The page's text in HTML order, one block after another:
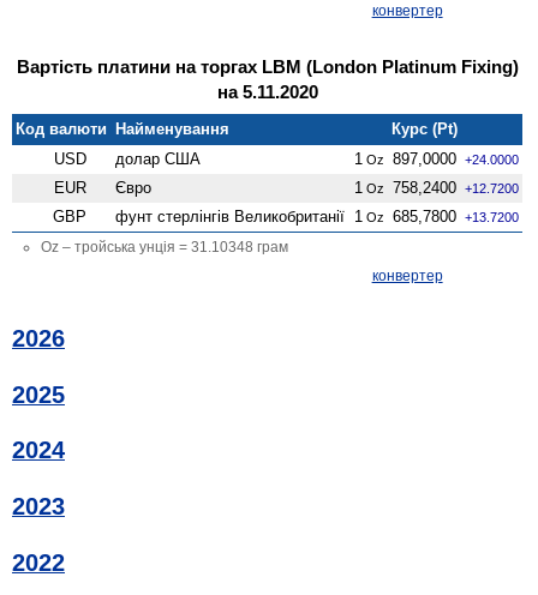
конвертер
Вартість платини на торгах LBM (London Platinum Fixing)
на 5.11.2020
Код валюти Найменування
Курс (Pt)
USD
долар США 1 Oz 897,0000 +24.0000
EUR Євро 1 Oz 758,2400 +12.7200
GBP фунт стерлінгів Велико­британії 1 Oz 685,7800 +13.7200
Oz – тройська унція = 31.10348 грам
конвертер
2026
2025
2024
2023
2022